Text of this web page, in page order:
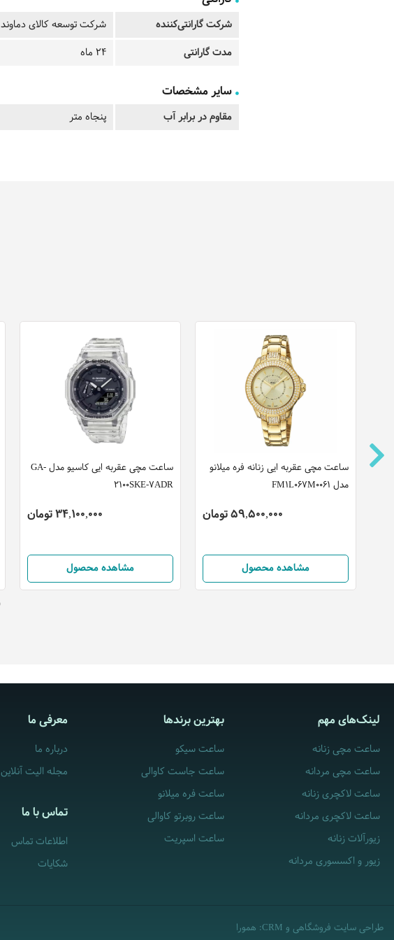
شرکت گارانتی‌کننده
شرکت توسعه کالای دماوند
مدت گارانتی
24 ماه
سایر مشخصات
مقاوم در برابر آب پنجاه متر
ساعت مچی عقربه ایی کاسیو مدل GA-
2100SKE-7ADR
34,100,000 تومان
مشاهده محصول
ساعت مچی عقربه ایی زنانه فره میلانو
مدل FM1L067M0061
59,500,000 تومان
مشاهده محصول
لینک‌های مهم
ساعت مچی زنانه
ساعت مچی مردانه
ساعت لاکچری زنانه
ساعت لاکچری مردانه
زیورآلات زنانه
زیور و اکسسوری مردانه
بهترین برندها
ساعت سیکو
ساعت جاست کاوالی
ساعت فره میلانو
ساعت روبرتو کاوالی
ساعت اسپریت
معرفی ما
درباره ما
مجله الیت آنلاین
تماس با ما
اطلاعات تماس
شکایات
طراحی سایت فروشگاهی و CRM
: همورا